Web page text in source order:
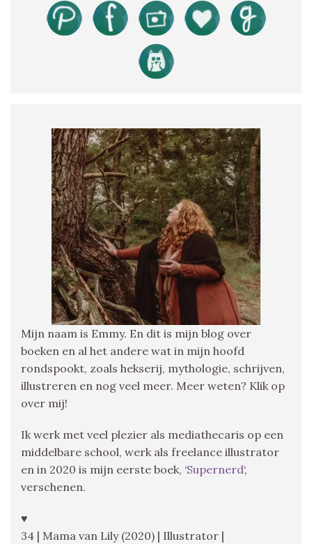
Mijn naam is Emmy. En dit is mijn blog over
boeken en al het andere wat in mijn hoofd
rondspookt, zoals hekserij, mythologie, schrijven,
illustreren en nog veel meer. Meer weten? Klik op
over mij!
Ik werk met veel plezier als mediathecaris op een
middelbare school, werk als freelance illustrator
en in 2020 is mijn eerste boek, ‘Supernerd‘,
verschenen.
♥
34 | Mama van Lily (2020) | Illustrator |